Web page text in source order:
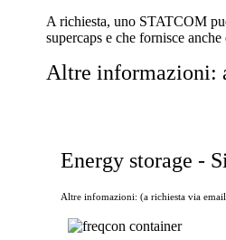
A richiesta, uno STATCOM
supercaps e che fornisce
Altre informazioni:
Energy storage -
Altre infomazioni: (a richiesta via email